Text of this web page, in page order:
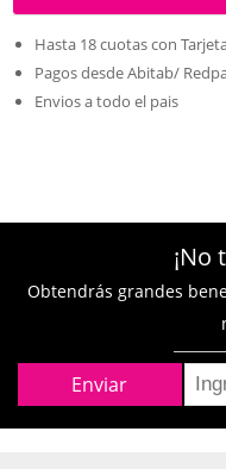
Hasta 18 cuotas con
Pagos desde Abitab/
Envios a todo el pais
¡No
Obtendrás grandes